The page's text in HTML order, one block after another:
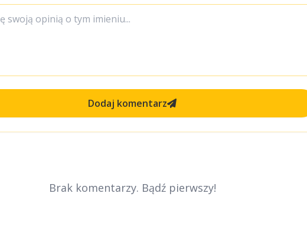
Dodaj komentarz
Brak komentarzy. Bądź pierwszy!